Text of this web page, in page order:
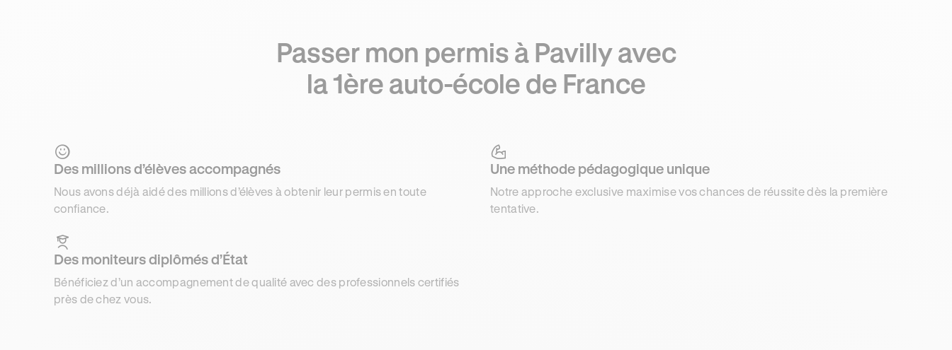
Passer mon permis à Pavilly avec
la 1ère auto-école de France
Des millions d’élèves accompagnés
Nous avons déjà aidé des millions d’élèves à obtenir leur permis en toute
confiance.
Une méthode pédagogique unique
Notre approche exclusive maximise vos chances de réussite dès la première
tentative.
Des moniteurs diplômés d’État
Bénéficiez d’un accompagnement de qualité avec des professionnels certifiés
près de chez vous.